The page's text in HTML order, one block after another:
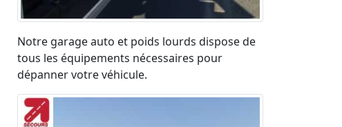
Notre garage auto et poids lourds dispose de
tous les équipements nécessaires pour
dépanner votre véhicule.